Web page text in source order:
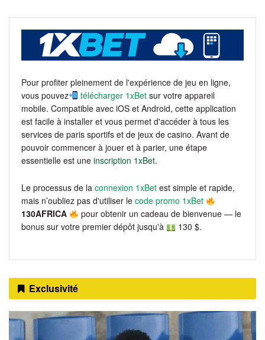
Pour profiter pleinement de l'expérience de jeu en ligne,
vous pouvez
télécharger 1xBet sur votre appareil
mobile. Compatible avec iOS et Android, cette application
est facile à installer et vous permet d'accéder à tous les
services de paris sportifs et de jeux de casino. Avant de
pouvoir commencer à jouer et à parier, une étape
essentielle est une inscription 1xBet.
Le processus de la connexion 1xBet est simple et rapide,
mais n’oubliez pas d'utiliser le code promo 1xBet
130AFRICA
pour obtenir un cadeau de bienvenue — le
bonus sur votre premier dépôt jusqu'à
130 $.
Exclusivité